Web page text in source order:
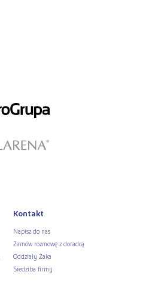
Kontakt
Napisz do nas
Zamów rozmowę z doradcą
Oddziały Żaka
Siedziba firmy